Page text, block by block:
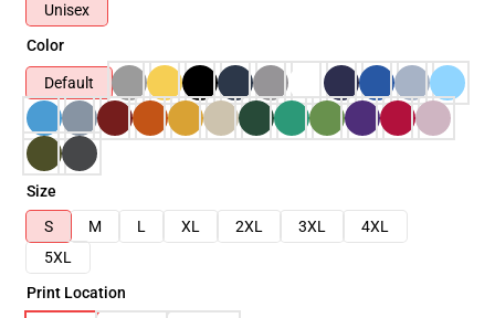
Unisex
Color
Default
Size
S
M L XL 2XL 3XL
4XL
5XL
Print Location